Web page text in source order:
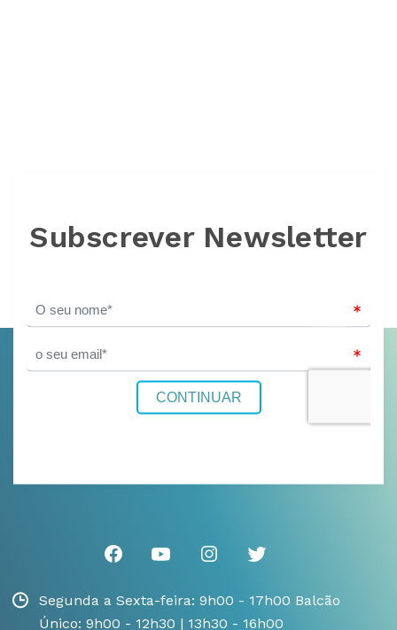
Subscrever Newsletter
Segunda a Sexta-feira: 9h00 - 17h00 Balcão
Único: 9h00 - 12h30 | 13h30 - 16h00